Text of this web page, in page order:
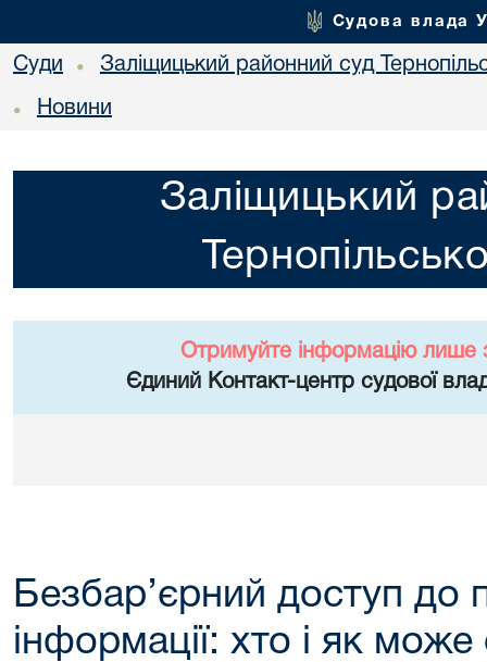
Судова влада
Суди • Заліщицький районний суд
• Новини
Заліщицький
Отримуйте інформацію лише
Єдиний Контакт-центр судової
Безбар’єрний доступ до
інформації: хто і як